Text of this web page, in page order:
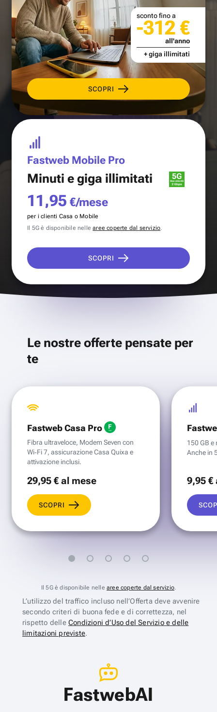
SCOPRI
sconto fino a
-312 €
all'anno
+ giga illimitati
Fastweb Mobile Pro
Minuti e giga illimitati
11,95 €/mese
per i clienti Casa o Mobile
Il 5G è disponibile nellearee coperte dal servizio.
SCOPRI
Le nostre offerte pensate per
te
Fastweb Casa Pro
Fibra ultraveloce, Modem Seven con
Wi‑Fi 7, assicurazione Casa Quixa e
attivazione inclusi.
29,95 €al mese
SCOPRI
150 GB e
Anche in
9,95 €
Il 5G è disponibile nelle aree coperte dal servizio.
L’utilizzo del traffico incluso nell’Offerta deve avvenire
secondo criteri di buona fede e di correttezza, nel
rispetto delle Condizioni d’Uso del Servizio e delle
limitazioni previste.
FastwebAI